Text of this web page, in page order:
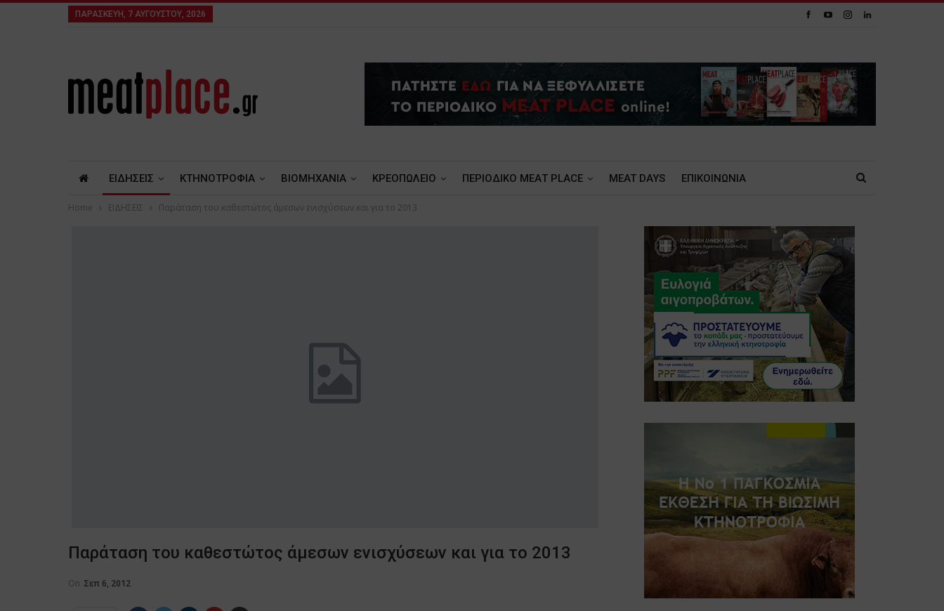
ΠΑΡΑΣΚΕΥΉ, 7 ΑΥΓΟΎΣΤΟΥ, 2026
ΕΙΔΗΣΕΙΣ ΚΤΗΝΟΤΡΟΦΙΑ ΒΙΟΜΗΧΑΝΙΑ ΚΡΕΟΠΩΛΕΙΟ ΠΕΡΙΟΔΙΚΟ ΜΕΑΤ PLACE MEAT DAYS ΕΠΙΚΟΙΝΩΝΙΑ
Home ΕΙΔΗΣΕΙΣ Παράταση του καθεστώτος άμεσων ενισχύσεων και για το 2013
Παράταση του καθεστώτος άμεσων ενισχύσεων και για το 2013
On Σεπ 6, 2012